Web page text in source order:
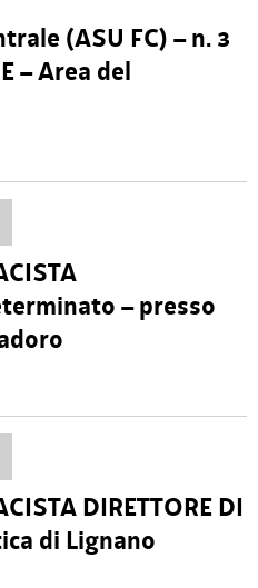
(ASU FC) – n. 3
– Area del
– presso
DIRETTORE DI
di Lignano